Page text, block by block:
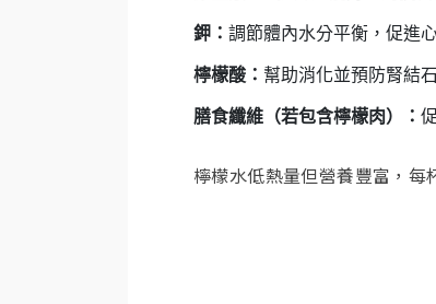
鉀： 調節體內水分平衡，促進
檸檬酸： 幫助消化並預防腎結
膳食纖維（若包含檸檬肉）：
檸檬水低熱量但營養豐富，